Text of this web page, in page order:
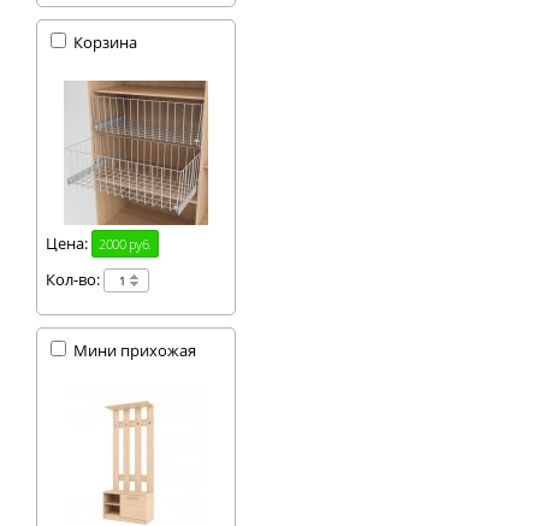
Корзина
Цена: 2000 руб.
Кол-во:
Мини прихожая